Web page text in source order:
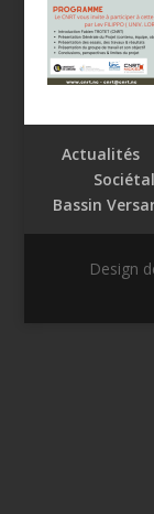
Actualités
Sociétal
Bassin
Design